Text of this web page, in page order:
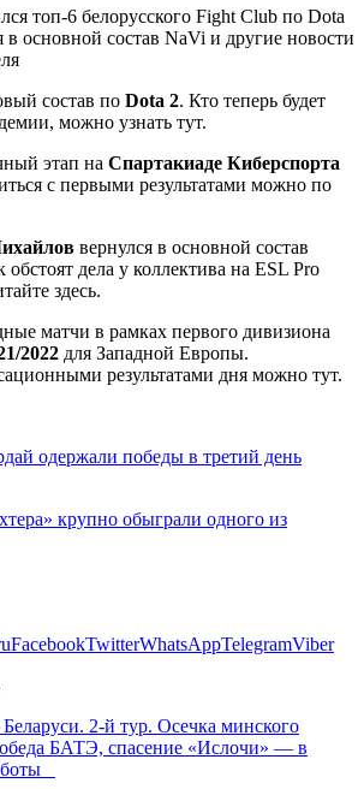
состав по Dota 2. Кто теперь будет
можно узнать тут.
этап на Спартакиаде Киберспорта
с первыми результатами можно по
вернулся в основной состав
дела у коллектива на ESL Pro
здесь.
матчи в рамках первого дивизиона
2022 для Западной Европы.
результатами дня можно тут.
одержали победы в третий день
крупно обыграли одного из
FacebookTwitterWhatsAppTelegramViber
2-й тур. Осечка минского
БАТЭ, спасение «Ислочи» — в